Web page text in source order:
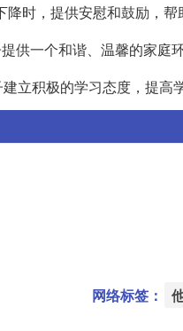
时，提供安慰和鼓励，帮
供一个和谐、温馨的家庭
立积极的学习态度，提高
网络标签：